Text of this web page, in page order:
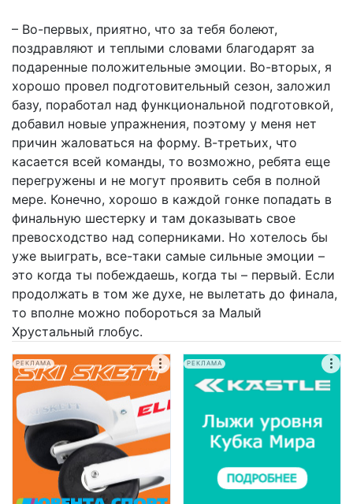
– Во-первых, приятно, что за тебя болеют,
поздравляют и теплыми словами благодарят за
подаренные положительные эмоции. Во-вторых, я
хорошо провел подготовительный сезон, заложил
базу, поработал над функциональной подготовкой,
добавил новые упражнения, поэтому у меня нет
причин жаловаться на форму. В-третьих, что
касается всей команды, то возможно, ребята еще
перегружены и не могут проявить себя в полной
мере. Конечно, хорошо в каждой гонке попадать в
финальную шестерку и там доказывать свое
превосходство над соперниками. Но хотелось бы
уже выиграть, все-таки самые сильные эмоции –
это когда ты побеждаешь, когда ты – первый. Если
продолжать в том же духе, не вылетать до финала,
то вполне можно побороться за Малый
Хрустальный глобус.
РЕКЛАМА РЕКЛАМА